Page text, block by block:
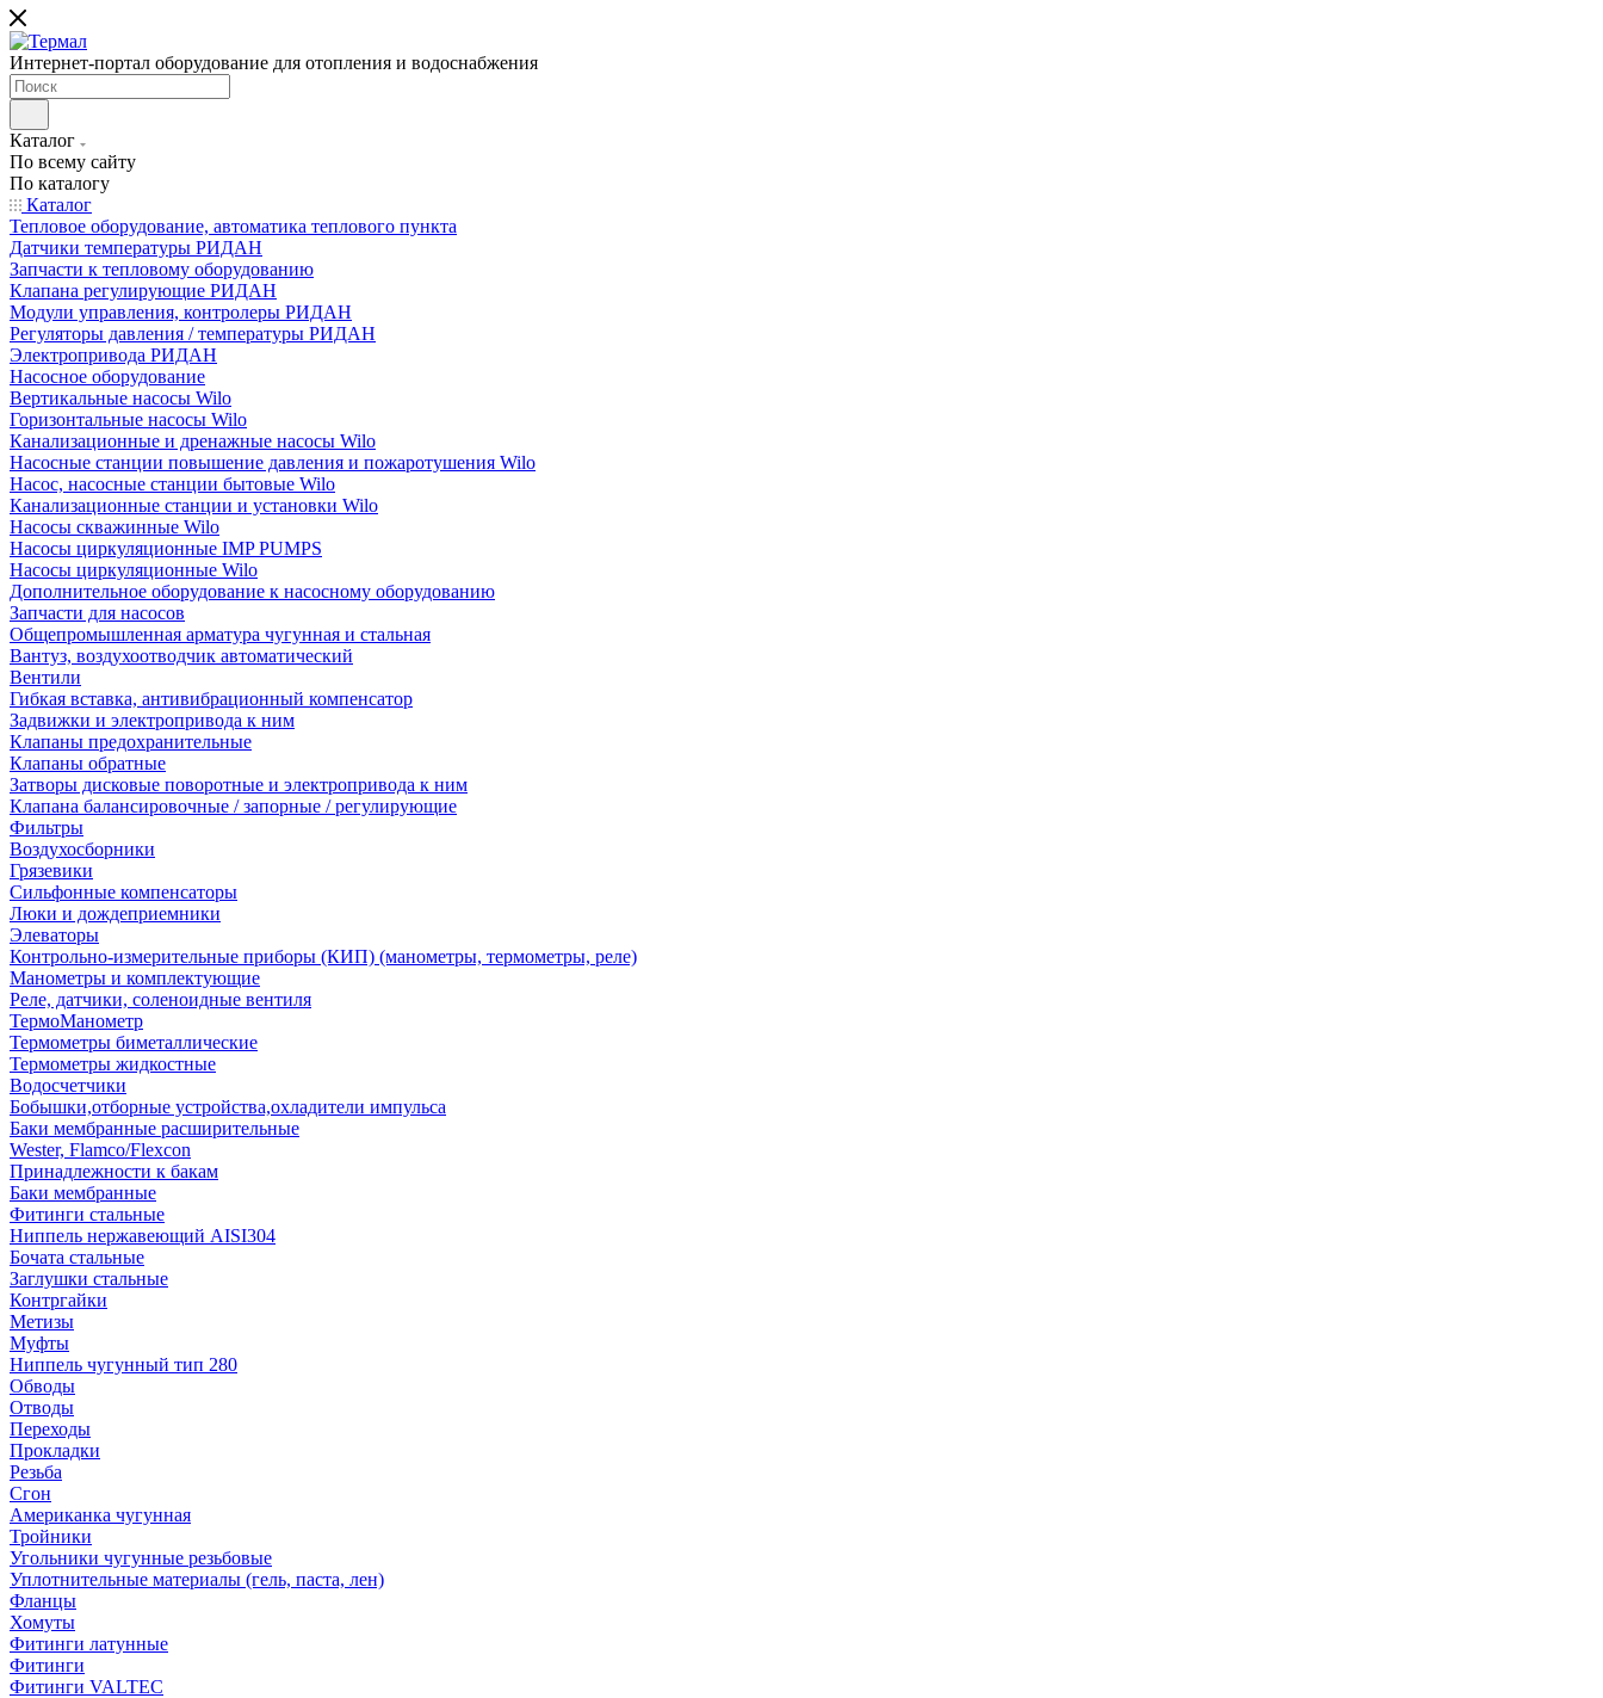
Интернет-портал оборудование для отопления и водоснабжения
Каталог
По всему сайту
По каталогу
Каталог
Тепловое оборудование, автоматика теплового пункта
Датчики температуры РИДАН
Запчасти к тепловому оборудованию
Клапана регулирующие РИДАН
Модули управления, контролеры РИДАН
Регуляторы давления / температуры РИДАН
Электропривода РИДАН
Насосное оборудование
Вертикальные насосы Wilo
Горизонтальные насосы Wilo
Канализационные и дренажные насосы Wilo
Насосные станции повышение давления и пожаротушения Wilo
Насос, насосные станции бытовые Wilo
Канализационные станции и установки Wilo
Насосы скважинные Wilo
Насосы циркуляционные IMP PUMPS
Насосы циркуляционные Wilo
Дополнительное оборудование к насосному оборудованию
Запчасти для насосов
Общепромышленная арматура чугунная и стальная
Вантуз, воздухоотводчик автоматический
Вентили
Гибкая вставка, антивибрационный компенсатор
Задвижки и электропривода к ним
Клапаны предохранительные
Клапаны обратные
Затворы дисковые поворотные и электропривода к ним
Клапана балансировочные / запорные / регулирующие
Фильтры
Воздухосборники
Грязевики
Сильфонные компенсаторы
Люки и дождеприемники
Элеваторы
Контрольно-измерительные приборы (КИП) (манометры, термометры, реле)
Манометры и комплектующие
Реле, датчики, соленоидные вентиля
ТермоМанометр
Термометры биметаллические
Термометры жидкостные
Водосчетчики
Бобышки,отборные устройства,охладители импульса
Баки мембранные расширительные
Wester, Flamco/Flexcon
Принадлежности к бакам
Баки мембранные
Фитинги стальные
Ниппель нержавеющий AISI304
Бочата стальные
Заглушки стальные
Контргайки
Метизы
Муфты
Ниппель чугунный тип 280
Обводы
Отводы
Переходы
Прокладки
Резьба
Сгон
Американка чугунная
Тройники
Угольники чугунные резьбовые
Уплотнительные материалы (гель, паста, лен)
Фланцы
Хомуты
Фитинги латунные
Фитинги
Фитинги VALTEC